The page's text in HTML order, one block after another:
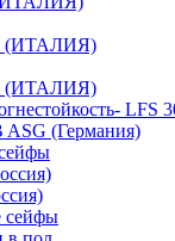
(ИТАЛИЯ)
(ИТАЛИЯ)
LFS
(Германия)
сейфы